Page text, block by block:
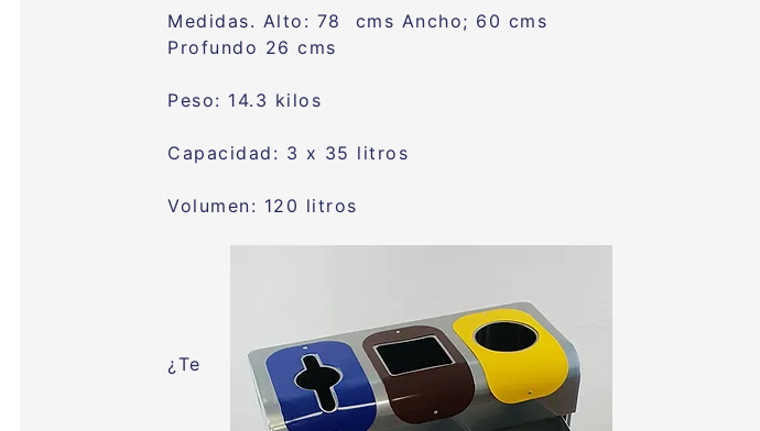
Medidas. Alto: 78 cms Ancho; 60 cms
Profundo 26 cms
Peso: 14.3 kilos
Capacidad: 3 x 35 litros
Volumen: 120 litros
¿Te